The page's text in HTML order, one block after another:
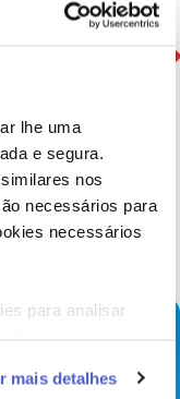
lhe uma
e segura.
nos
necessários para
necessários
para analisar
e
mais detalhes